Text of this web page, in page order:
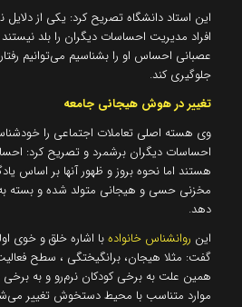
این استاد دانشگاه تصریح کرد: یکی از
افراد مدیریت احساسات دیگران را بلد نیستند
عصبانی احساس او را بشناسیم می‌توانیم
جلوگیری کند.
تغییر در هوش هیجانی جامعه
وی هسته اصلی تعاملات اجتماعی را
احساسات دیگران برشمرد و تصریح کرد:
هستند اما نحوه بروز و ظهور آنها بر اساس
مخزنی حسی و هیجانی متولد شده و بسته به
دهد.
این روانشناس خانوادهبا اشاره خلق و خوی
گفت: مثلا هیجان، برانگیختگی ، سطح
همین علت به برخی کودکان نرم‌رو و به
موارد متناسب با محیط دستخوش تغییر